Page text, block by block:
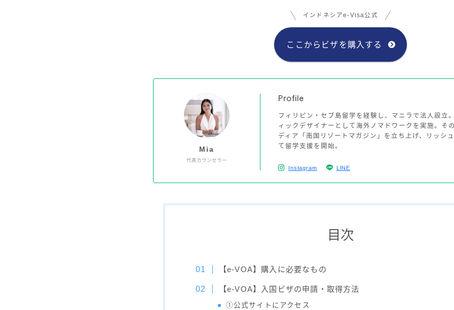
インドネシアe-Visa公式
ここからビザを購入する
Mia
代表カウンセラー
Profile
フィリピン・セブ島留学を経験し、マニラで法人設立
ィックデザイナーとして海外ノマドワークを実施。そ
ディア「南国リゾートマガジン」を立ち上げ、リッシ
て留学支援を開始。
Instagram LINE
目次
【e-VOA】購入に必要なもの
【e-VOA】入国ビザの申請・取得方法
①公式サイトにアクセス